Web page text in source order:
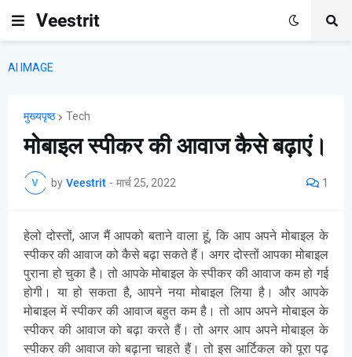
Veestrit
AI IMAGE
मुख्यपृष्ठ Tech
मोबाइल स्पीकर की आवाज कैसे बढ़ाएं।
by Veestrit - मार्च 25, 2022 1
हेलो दोस्तों, आज मैं आपको बताने वाला हूं, कि आप अपने मोबाइल के
स्पीकर की आवाज को कैसे बढ़ा सकते हैं। अगर दोस्तों आपका मोबाइल
पुराना हो चुका है। तो आपके मोबाइल के स्पीकर की आवाज कम हो गई
होगी। या हो सकता है, आपने नया मोबाइल लिया है। और आपके
मोबाइल में स्पीकर की आवाज बहुत कम है। तो आप अपने मोबाइल के
स्पीकर की आवाज को बढ़ा करते हैं। तो अगर आप अपने मोबाइल के
स्पीकर की आवाज को बढ़ाना चाहते हैं। तो इस आर्टिकल को पूरा पढ़